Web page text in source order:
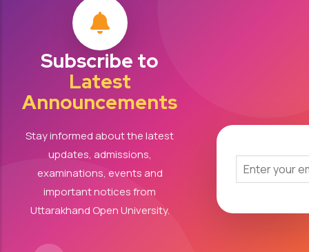
Subscribe to
Latest
Announcements
Stay informed about the latest
updates, admissions,
examinations, events and
important notices from
Uttarakhand Open University.